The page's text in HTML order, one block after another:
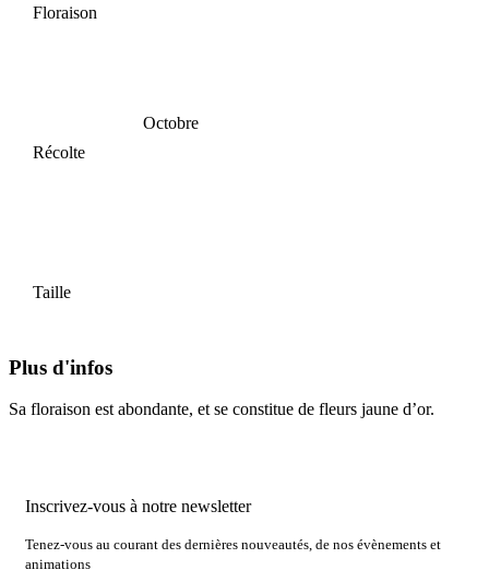
Floraison
Récolte
Octobre
Taille
Plus d'infos
Sa floraison est abondante, et se constitue de fleurs jaune d’or.
Inscrivez-vous à notre newsletter
Tenez-vous au courant des dernières nouveautés, de nos évènements et
animations